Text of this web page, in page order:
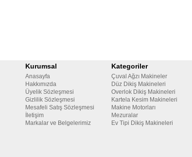
Kurumsal
Anasayfa
Hakkımızda
Üyelik Sözleşmesi
Gizlilik Sözleşmesi
Mesafeli Satış Sözleşmesi
İletişim
Markalar ve Belgelerimiz
Kategoriler
Çuval Ağzı Makineler
Düz Dikiş Makineleri
Overlok Dikiş Makineleri
Kartela Kesim Makineleri
Makine Motorları
Mezuralar
Ev Tipi Dikiş Makineleri